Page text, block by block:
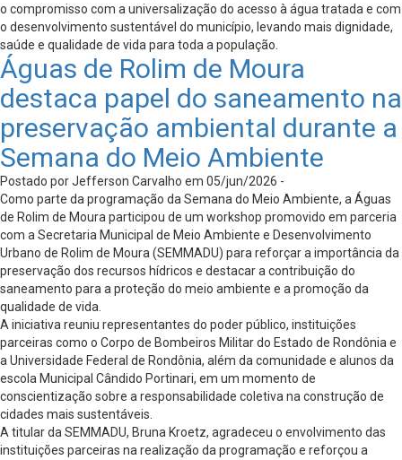
o compromisso com a universalização do acesso à água tratada e com
o desenvolvimento sustentável do município, levando mais dignidade,
saúde e qualidade de vida para toda a população.
Águas de Rolim de Moura
destaca papel do saneamento na
preservação ambiental durante a
Semana do Meio Ambiente
Postado por Jefferson Carvalho em 05/jun/2026 -
Como parte da programação da Semana do Meio Ambiente, a Águas
de Rolim de Moura participou de um workshop promovido em parceria
com a Secretaria Municipal de Meio Ambiente e Desenvolvimento
Urbano de Rolim de Moura (SEMMADU) para reforçar a importância da
preservação dos recursos hídricos e destacar a contribuição do
saneamento para a proteção do meio ambiente e a promoção da
qualidade de vida.
A iniciativa reuniu representantes do poder público, instituições
parceiras como o Corpo de Bombeiros Militar do Estado de Rondônia e
a Universidade Federal de Rondônia, além da comunidade e alunos da
escola Municipal Cândido Portinari, em um momento de
conscientização sobre a responsabilidade coletiva na construção de
cidades mais sustentáveis.
A titular da SEMMADU, Bruna Kroetz, agradeceu o envolvimento das
instituições parceiras na realização da programação e reforçou a